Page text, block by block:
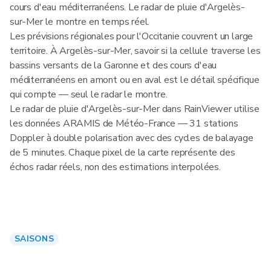
cours d'eau méditerranéens. Le radar de pluie d'Argelès-
sur-Mer le montre en temps réel.
Les prévisions régionales pour l'Occitanie couvrent un large
territoire. À Argelès-sur-Mer, savoir si la cellule traverse les
bassins versants de la Garonne et des cours d'eau
méditerranéens en amont ou en aval est le détail spécifique
qui compte — seul le radar le montre.
Le radar de pluie d'Argelès-sur-Mer dans RainViewer utilise
les données ARAMIS de Météo-France — 31 stations
Doppler à double polarisation avec des cycles de balayage
de 5 minutes. Chaque pixel de la carte représente des
échos radar réels, non des estimations interpolées.
SAISONS